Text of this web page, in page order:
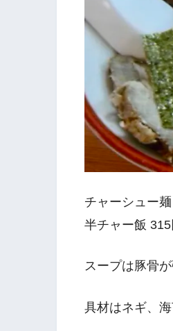
チャーシュー
半チャー飯 315
スープは豚骨
具材はネギ、